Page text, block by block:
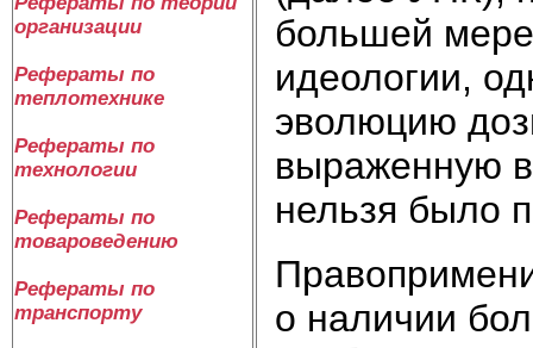
организации
Рефераты по
теплотехнике
Рефераты по
технологии
Рефераты по
товароведению
Рефераты по
транспорту
большей
идеологии,
эволюцию
выраженную
нельзя было
о наличии